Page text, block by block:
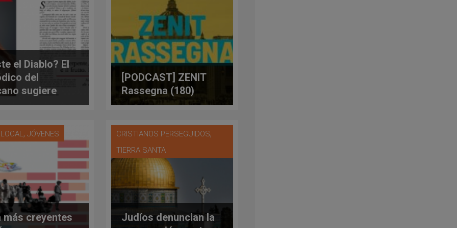
el Diablo? El
del
sugiere
verano
[PODCAST] ZENIT
Rassegna (180)
,JÓVENES
más creyentes
CRISTIANOS PERSEGUIDOS,
TIERRA SANTA
Judíos denuncian la